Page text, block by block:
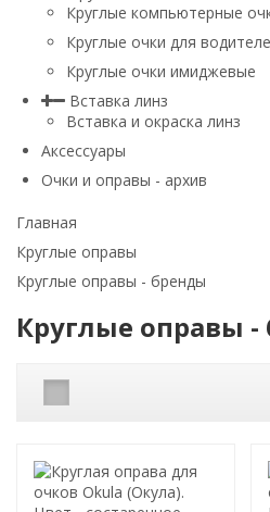
Круглые компьютерные
Круглые очки для
Круглые очки имиджевые
Вставка линз
Вставка и окраска линз
Аксессуары
Очки и оправы - архив
Главная
Круглые оправы
Круглые оправы - бренды
Круглые оправы